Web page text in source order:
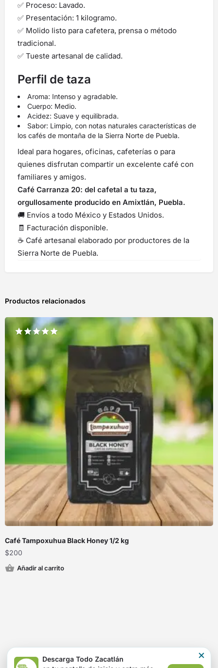
✅ Proceso: Lavado.
✅ Presentación: 1 kilogramo.
✅ Molido listo para cafetera, prensa o método
tradicional.
✅ Tueste artesanal de calidad.
Perfil de taza
Aroma: Intenso y agradable.
Cuerpo: Medio.
Acidez: Suave y equilibrada.
Sabor: Limpio, con notas naturales características de
los cafés de montaña de la Sierra Norte de Puebla.
Ideal para hogares, oficinas, cafeterías o para
quienes disfrutan compartir un excelente café con
familiares y amigos.
Café Carranza 20: del cafetal a tu taza,
orgullosamente producido en Amixtlán, Puebla.
🚚 Envíos a todo México y Estados Unidos.
🧾 Facturación disponible.
☕ Café artesanal elaborado por productores de la
Sierra Norte de Puebla.
Productos relacionados
Café Tampoxuhua Black Honey 1/2 kg
Valorado
5.00
de 5
$200
Añadir al carrito
Descarga Todo Zacatlán
×